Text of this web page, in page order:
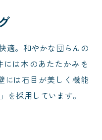
適。和やかな団らんの
は木のあたたかみを
には石目が美しく機能
を採用しています。